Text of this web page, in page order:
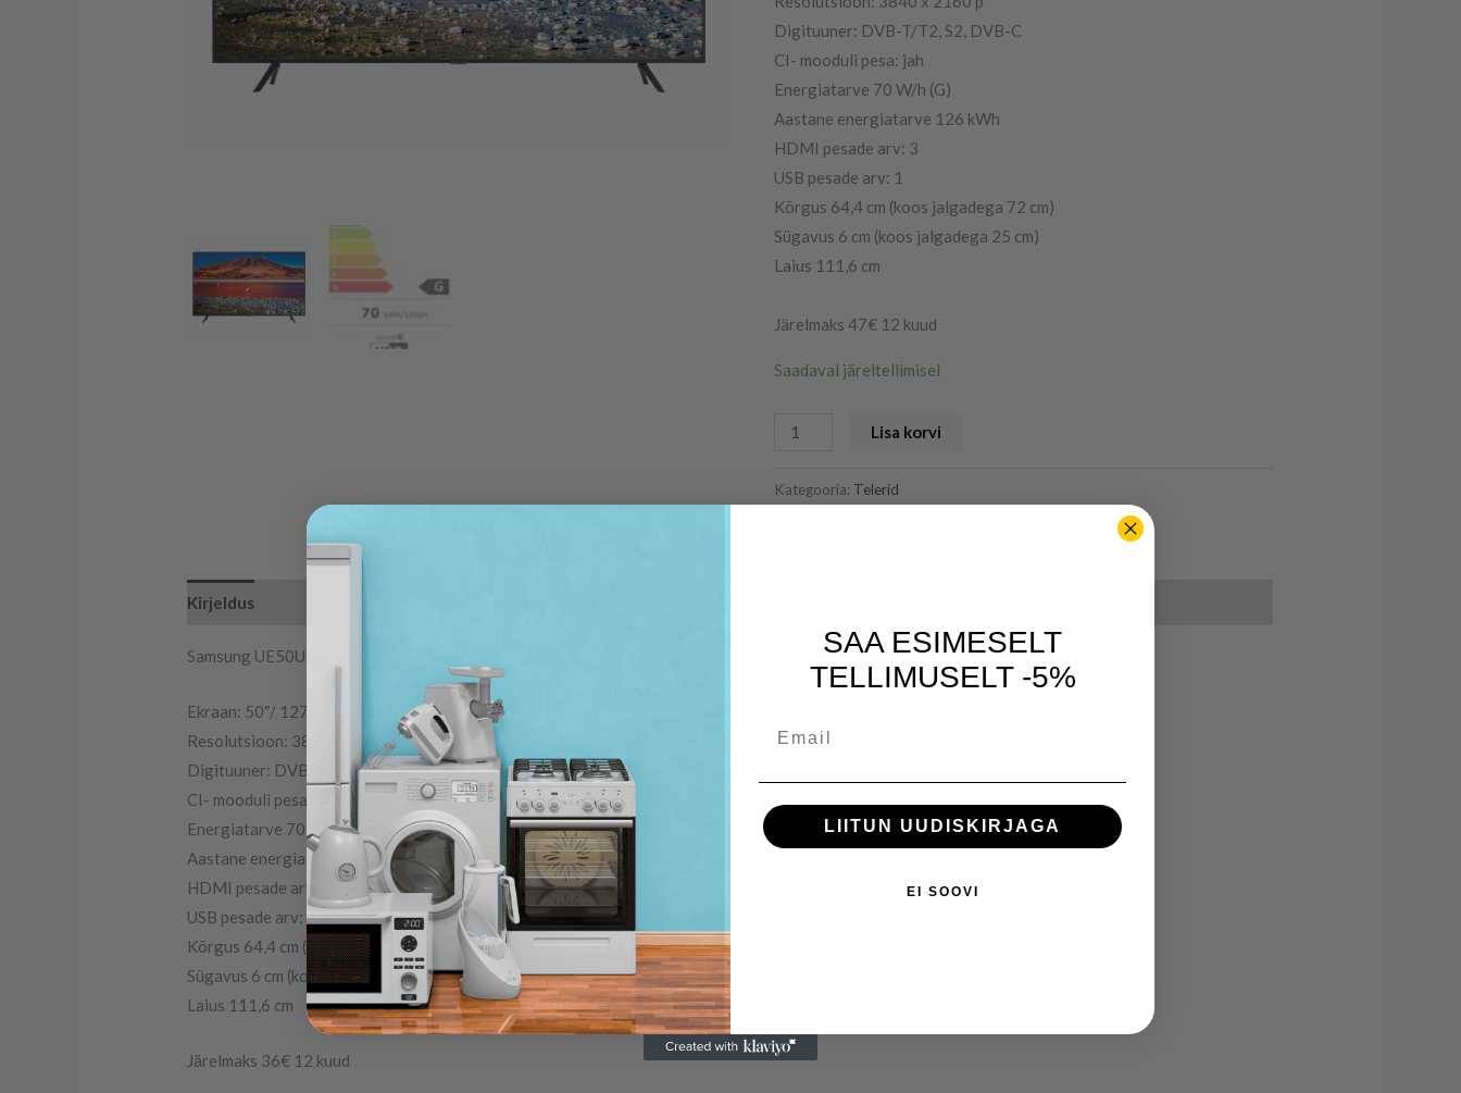
Digituuner: DVB-T/T2, S2, DVB-C
CI- mooduli pesa: jah
Energiatarve 70 W/h (G)
Aastane energiatarve 126 kWh
HDMI pesade arv: 3
USB pesade arv: 1
Kõrgus 64,4 cm (koos jalgadega 72 cm)
Sügavus 6 cm (koos jalgadega 25 cm)
Laius 111,6 cm
Järelmaks 47€ 12 kuud
Saadaval järeltellimisel
Lisa korvi
Kategooria: Telerid
Kirjeldus
Samsung UE50U8092FUXXH
Ekraan: 50″/ 127 cm LED
Resolutsioon: 3840 x 2160 p
Digituuner: DVB-T/T2, S2, DVB-C
CI- mooduli pesa: jah
Energiatarve 70 W/h (G)
Aastane energiatarve 126 kWh
HDMI pesade arv: 3
USB pesade arv: 1
Kõrgus 64,4 cm (koos jalgadega 72 cm)
Sügavus 6 cm (koos jalgadega 25 cm)
Laius 111,6 cm
Järelmaks 36€ 12 kuud
SAA ESIMESELT
TELLIMUSELT -5%
LIITUN UUDISKIRJAGA
EI SOOVI